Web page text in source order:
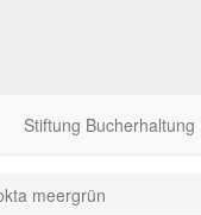
Stiftung Bucherhaltung
meergrün